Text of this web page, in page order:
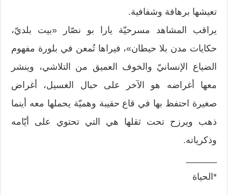
تعيشها برهافة وشفافية.
يراقب المشاهد مسرحيّة يارا بو نصّار «بيت بلديّ،
حكايات مدن بلا حيطان»، فيراها تُمعن في بلورة مفهوم
الضياع الإنسانيّ والخوف العميق من التلاشي، وينشر
معها أغراضه هو الآخر على حبال الغسيل، أغراض
صغيرة احتفظ بها في قاع حقيبة وهميّة يحملها معه أينما
ذهب ويرزح تحت ثقلها هي التي تحتوي على أيّامه
وذكرياته.
*الحياة